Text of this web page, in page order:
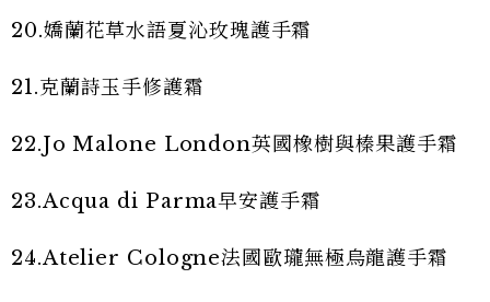
20.嬌蘭花草水語夏沁玫瑰護手霜
21.克蘭詩玉手修護霜
22.Jo Malone London英國橡樹與榛果護手霜
23.Acqua di Parma早安護手霜
24.Atelier Cologne法國歐瓏無極烏龍護手霜